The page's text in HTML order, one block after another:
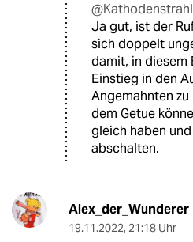
Ja gut, ist der
sich doppelt
damit, in diesem
Einstieg in den
Angemahnten zu
dem Getue
gleich haben
abschalten.
Alex_der_Wunderer
19.11.2022, 21:18 Uhr